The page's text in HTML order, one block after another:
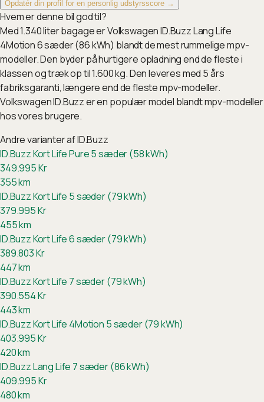
Opdatér din profil for en personlig udstyrsscore →
Hvem er denne bil god til?
Med 1.340 liter bagage er Volkswagen ID.Buzz Lang Life
4Motion 6 sæder (86 kWh) blandt de mest rummelige mpv-
modeller. Den byder på hurtigere opladning end de fleste i
klassen og træk op til 1.600 kg. Den leveres med 5 års
fabriksgaranti, længere end de fleste mpv-modeller.
Volkswagen ID.Buzz er en populær model blandt mpv-modeller
hos vores brugere.
Andre varianter afID.Buzz
ID.Buzz Kort Life Pure 5 sæder (58 kWh)
349.995Kr
355km
ID.Buzz Kort Life 5 sæder (79 kWh)
379.995Kr
455km
ID.Buzz Kort Life 6 sæder (79 kWh)
389.803Kr
447km
ID.Buzz Kort Life 7 sæder (79 kWh)
390.554Kr
443km
ID.Buzz Kort Life 4Motion 5 sæder (79 kWh)
403.995Kr
420km
ID.Buzz Lang Life 7 sæder (86 kWh)
409.995Kr
480km